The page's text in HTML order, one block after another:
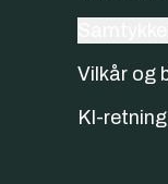
Vilkår og
KI-